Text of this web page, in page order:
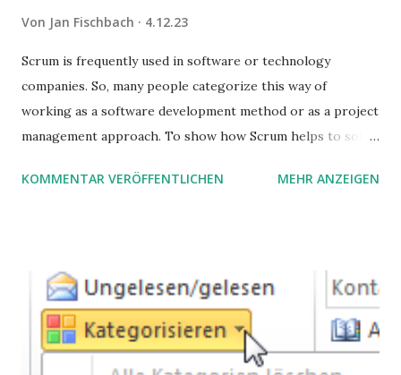
Von Jan Fischbach 4.12.23
Scrum is frequently used in software or technology
companies. So, many people categorize this way of
working as a software development method or as a project
management approach. To show how Scrum helps to solve
processes.
KOMMENTAR VERÖFFENTLICHEN MEHR ANZEIGEN